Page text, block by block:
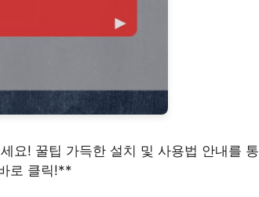
요! 꿀팁 가득한 설치 및 사용법 안내를 통
로 클릭!**